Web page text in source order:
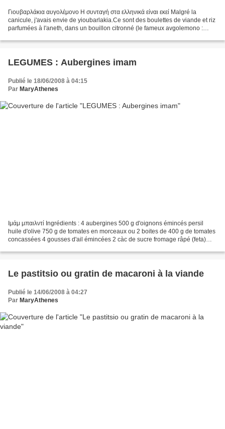
Γιουβαρλάκια αυγολέμονο Η συνταγή στα ελληνικά είναι εκεί Malgré la
canicule, j'avais envie de yioubarlakia.Ce sont des boulettes de viande et riz
parfumées à l'aneth, dans un bouillon citronné (le fameux avgolemono :
LEGUMES : Aubergines imam
Publié le 18/06/2008 à 04:15
Par MaryAthenes
Ιμάμ μπαιλντί Ingrédients : 4 aubergines 500 g d'oignons émincés persil
huile d'olive 750 g de tomates en morceaux ou 2 boites de 400 g de tomates
concassées 4 gousses d'ail émincées 2 càc de sucre fromage râpé (feta)
Le pastitsio ou gratin de macaroni à la viande
Publié le 14/06/2008 à 04:27
Par MaryAthenes